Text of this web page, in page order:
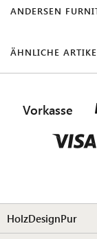
ANDERSEN
ÄHNLICHE
Vorkasse
HolzDesignPur